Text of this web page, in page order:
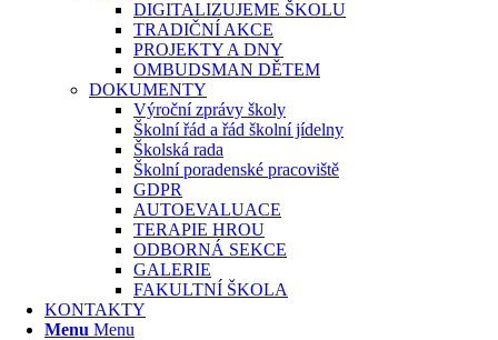
DIGITALIZUJEME ŠKOLU
TRADIČNÍ AKCE
PROJEKTY A DNY
OMBUDSMAN DĚTEM
DOKUMENTY
Výroční zprávy školy
Školní řád a řád školní jídelny
Školská rada
Školní poradenské pracoviště
GDPR
AUTOEVALUACE
TERAPIE HROU
ODBORNÁ SEKCE
GALERIE
FAKULTNÍ ŠKOLA
KONTAKTY
Menu Menu